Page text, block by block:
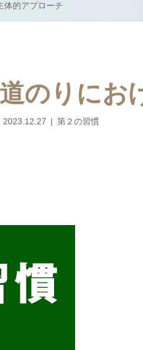
体的アプローチ
のりにお
2023.12.27 第２の習慣